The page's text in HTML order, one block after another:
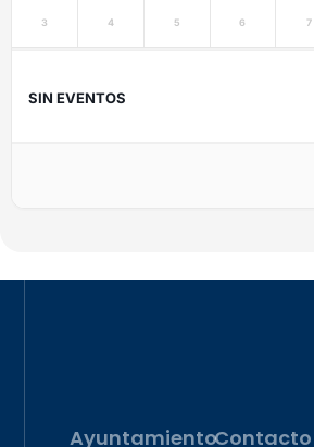
3 4 5 6 7
SIN EVENTOS
AyuntamientoContacto